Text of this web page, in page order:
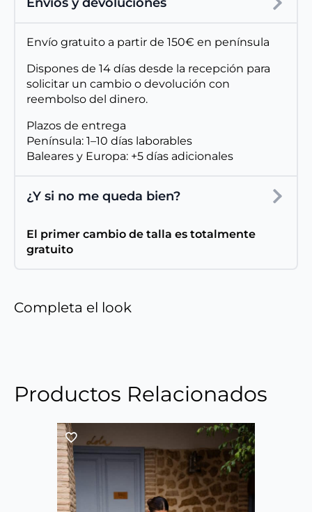
Envío gratuito a partir de 150€ en península
Dispones de 14 días desde la recepción para
solicitar un cambio o devolución con
reembolso del dinero.
Plazos de entrega
Península: 1–10 días laborables
Baleares y Europa: +5 días adicionales
¿Y si no me queda bien?
El primer cambio de talla es totalmente
gratuito
Completa el look
Productos Relacionados